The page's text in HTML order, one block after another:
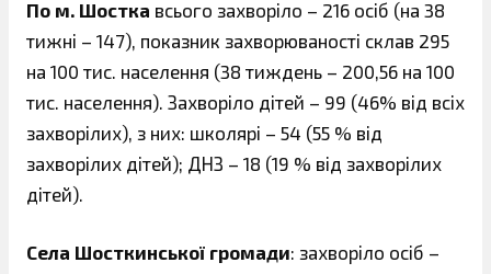
По м. Шостка всього захворіло – 216 осіб (на 38
тижні – 147), показник захворюваності склав 295
на 100 тис. населення (38 тиждень – 200,56 на 100
тис. населення). Захворіло дітей – 99 (46% від всіх
захворілих), з них: школярі – 54 (55 % від
захворілих дітей); ДНЗ – 18 (19 % від захворілих
дітей).
Села Шосткинської громади: захворіло осіб –